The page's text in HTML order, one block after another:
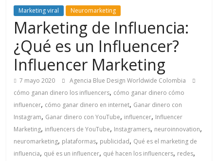
de
Marketing
en
Colombia
|
Revistas
Marketing viral Neuromarketing
Marketing de Influencia:
¿Qué es un Influencer?
Influencer Marketing
7 mayo 2020
Agencia Blue Design Worldwide Colombia
cómo ganan dinero los influencers, cómo ganar dinero cómo
influencer, cómo ganar dinero en internet, Ganar dinero con
Instagram, Ganar dinero con YouTube, influencer, Influencer
Marketing, influencers de YouTube, Instagramers, neuroinnovation,
neuromarketing, plataformas, publicidad, Qué es el marketing de
influencia, qué es un influencer, qué hacen los influencers, redes,